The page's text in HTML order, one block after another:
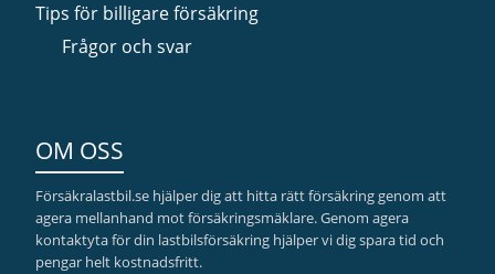
Tips för billigare försäkring
Frågor och svar
OM OSS
Försäkralastbil.se hjälper dig att hitta rätt försäkring genom att
agera mellanhand mot försäkringsmäklare. Genom agera
kontaktyta för din lastbilsförsäkring hjälper vi dig spara tid och
pengar helt kostnadsfritt.